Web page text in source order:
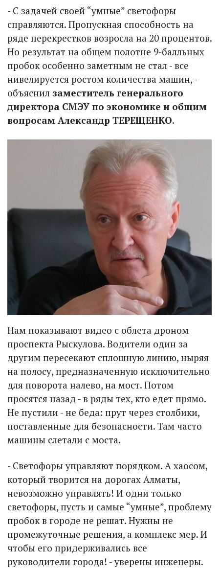
- С задачей своей “умные” светофоры
справляются. Пропускная способность на
ряде перекрестков возросла на 20 процентов.
Но результат на общем полотне 9-балльных
пробок особенно заметным не стал - все
нивелируется ростом количества машин, -
объяснил заместитель генерального
директора СМЭУ по экономике и общим
вопросам Александр ТЕРЕЩЕНКО.
Нам показывают видео с облета дроном
проспекта Рыскулова. Водители один за
другим пересекают сплошную линию, ныряя
на полосу, предназначенную исключительно
для поворота налево, на мост. Потом
просятся назад - в ряды тех, кто едет прямо.
Не пустили - не беда: прут через столбики,
поставленные для безо­пасности. Там часто
машины слетали с моста.
- Светофоры управляют порядком. А хаосом,
который творится на дорогах Алматы,
невозможно управлять! И одни только
светофоры, пусть и самые “умные”, проблему
пробок в городе не решат. Нужны не
промежуточные решения, а комплекс мер. И
чтобы его придерживались все
руководители города! - уверены инженеры.